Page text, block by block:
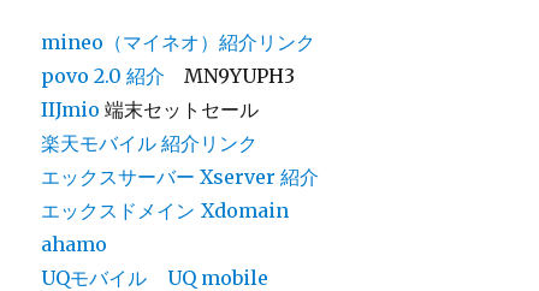
mineo（マイネオ）紹介リンク
povo 2.0 紹介 MN9YUPH3
IIJmio 端末セットセール
楽天モバイル 紹介リンク
エックスサーバー Xserver 紹介
エックスドメイン Xdomain
ahamo
UQモバイル
UQ mobile